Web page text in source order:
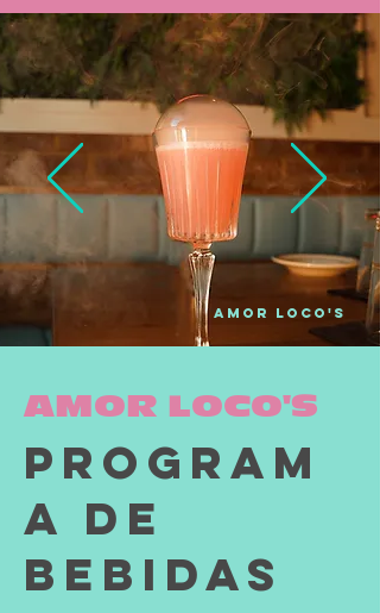
amor loco'S
AMOR LOCO'S
Program
a de
bebidas